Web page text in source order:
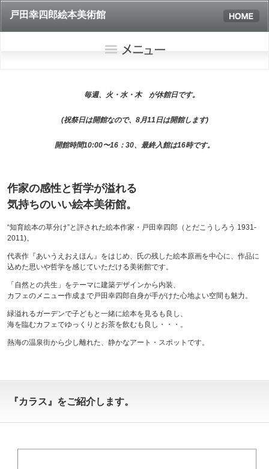
戸田幸四郎絵本美術館
毎週、火・水・木 が休館日です。
(祝祭日は開館なので、8月11日は開館します)
開館時間10:00〜16：30、最終入館は16時です。
作家の感性と哲学が溢れる
気持ちのいい絵本美術館。
“知育絵本の草分け”と評された絵本作家・戸田幸四郎（とだこうしろう 1931-
2011)。
代表作『あいうえおえほん』をはじめ、氏の残した絵本原画を中心に、作品に
込めた思いや哲学を感じていただける美術館です。
「自然との共生」をテーマに建築デザインから内装、
カフェのメニュー作成まで戸田幸四郎自身が手がけた心地よい空間も魅力。
緑溢れるガーデンで子どもと一緒に絵本を見るも良し、
海を臨むカフェでゆっくりとお茶を飲むも良し・・・。
熱海の温泉街から少し離れた、静かなアート・スポットです。
『カラス』をご紹介します。